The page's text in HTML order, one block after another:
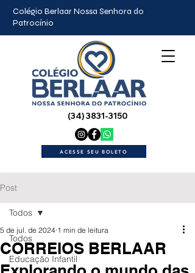
Colégio Berlaar Nossa Senhora do
Patrocínio
(34) 3831-3150
ACESSE SEU BOLETO
Post
Todos
Educação Infantil
Todos
CORREIOS BERLAAR
5 de jul. de 2024 1 min de leitura